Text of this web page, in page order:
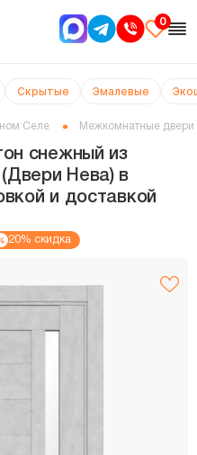
0
Скрытые Эмалевые
Селе Межкомнатные двери
снежный из
Нева) в
и доставкой
20% скидка